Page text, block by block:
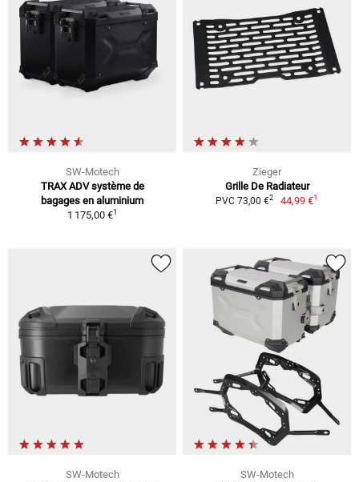
SW-Motech
TRAX ADV système de
bagages en aluminium
1 175,00 €1
Zieger
Grille De Radiateur
PVC 73,00 €2 44,99 €1
SW-Motech
SW-Motech